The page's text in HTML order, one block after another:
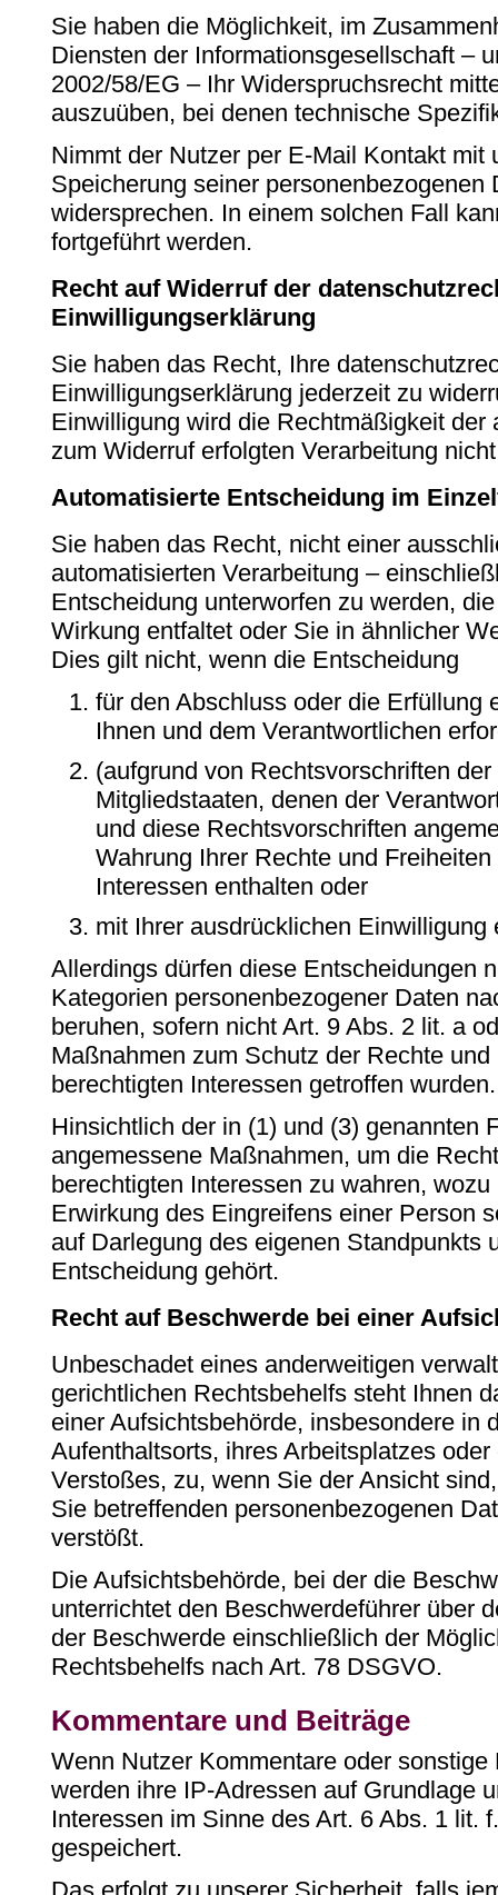
Sie haben die Möglichkeit, im
Diensten der Informationsgesellschaft –
2002/58/EG – Ihr Widerspruchsrecht
auszuüben, bei denen technische
Nimmt der Nutzer per E-Mail Kontakt mit
Speicherung seiner personenbezogenen
widersprechen. In einem solchen Fall
fortgeführt werden.
Recht auf Widerruf der
Einwilligungserklärung
Sie haben das Recht, Ihre
Einwilligungserklärung jederzeit zu
Einwilligung wird die Rechtmäßigkeit der
zum Widerruf erfolgten Verarbeitung
Automatisierte Entscheidung im
Sie haben das Recht, nicht einer
automatisierten Verarbeitung –
Entscheidung unterworfen zu werden,
Wirkung entfaltet oder Sie in ähnlicher
Dies gilt nicht, wenn die Entscheidung
für den Abschluss oder die Erfüllung
Ihnen und dem Verantwortlichen
(aufgrund von Rechtsvorschriften
Mitgliedstaaten, denen der
und diese Rechtsvorschriften
Wahrung Ihrer Rechte und
Interessen enthalten oder
mit Ihrer ausdrücklichen Einwilligung
Allerdings dürfen diese Entscheidungen
Kategorien personenbezogener Daten
beruhen, sofern nicht Art. 9 Abs. 2 lit. a
Maßnahmen zum Schutz der Rechte
berechtigten Interessen getroffen wurden.
Hinsichtlich der in (1) und (3) genannten
angemessene Maßnahmen, um die
berechtigten Interessen zu wahren,
Erwirkung des Eingreifens einer Person
auf Darlegung des eigenen Standpunkts
Entscheidung gehört.
Recht auf Beschwerde bei einer
Unbeschadet eines anderweitigen
gerichtlichen Rechtsbehelfs steht Ihnen
einer Aufsichtsbehörde, insbesondere in
Aufenthaltsorts, ihres Arbeitsplatzes
Verstoßes, zu, wenn Sie der Ansicht
Sie betreffenden personenbezogenen
verstößt.
Die Aufsichtsbehörde, bei der die
unterrichtet den Beschwerdeführer über
der Beschwerde einschließlich der
Rechtsbehelfs nach Art. 78 DSGVO.
Kommentare und Beiträge
Wenn Nutzer Kommentare oder
werden ihre IP-Adressen auf Grundlage
Interessen im Sinne des Art. 6 Abs. 1 lit.
gespeichert.